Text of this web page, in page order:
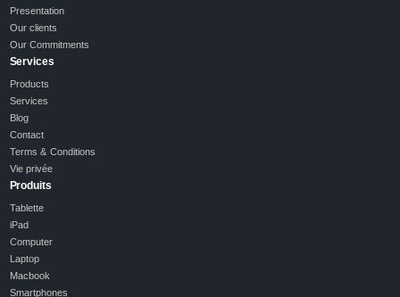
Presentation
Our clients
Our Commitments
Services
Products
Services
Blog
Contact
Terms & Conditions
Vie privée
Produits
Tablette
iPad
Computer
Laptop
Macbook
Smartphones